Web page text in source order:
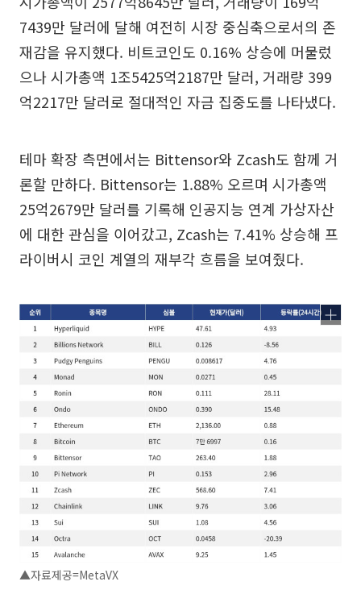
7439만 달러에 달해 여전히 시장 중심축으로서의 존
재감을 유지했다. 비트코인도 0.16% 상승에 머물렀
으나 시가총액 1조5425억2187만 달러, 거래량 399
억2217만 달러로 절대적인 자금 집중도를 나타냈다.
테마 확장 측면에서는 Bittensor와 Zcash도 함께 거
론할 만하다. Bittensor는 1.88% 오르며 시가총액
25억2679만 달러를 기록해 인공지능 연계 가상자산
에 대한 관심을 이어갔고, Zcash는 7.41% 상승해 프
라이버시 코인 계열의 재부각 흐름을 보여줬다.
▲자료제공=MetaVX